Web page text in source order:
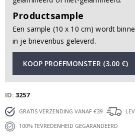
Productsample
Een sample (10 x 10 cm) wordt
in je brievenbus geleverd.
KOOP PROEFMONSTER (3.00 €)
ID 3257
GRATIS VERZENDING VANAF €39
100% TEVREDENHEID GEGARANDEERD